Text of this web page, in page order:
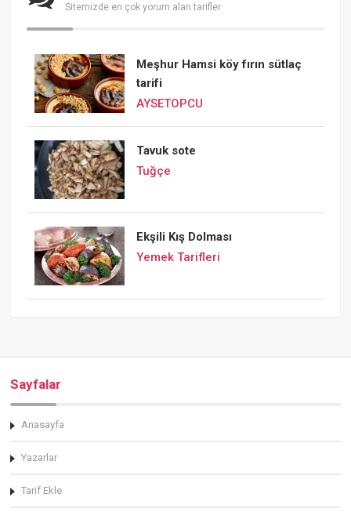
Sitemizde en çok yorum alan tarifler
Meşhur Hamsi köy fırın sütlaç
tarifi
AYSETOPCU
Tavuk sote
Tuğçe
Ekşili Kış Dolması
Yemek Tarifleri
Sayfalar
Anasayfa
Yazarlar
Tarif Ekle